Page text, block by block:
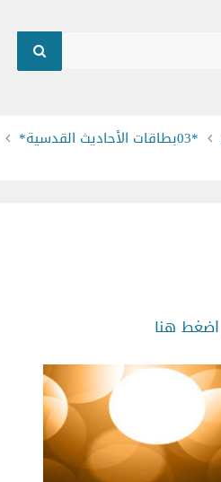
*03بطاقات الأحاديث القدسية*
اضغط هنا